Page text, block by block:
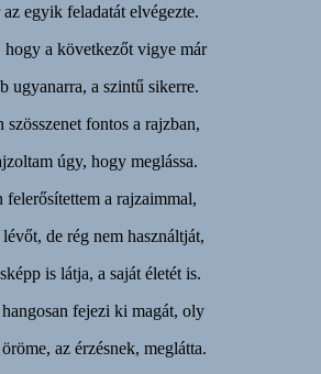
egyik feladatát elvégezte.
hogy a következőt vigye már
ugyanarra, a szintű sikerre.
szösszenet fontos a rajzban,
úgy, hogy meglássa.
felerősítettem a rajzaimmal,
lévőt, de rég nem használtját,
is látja, a saját életét is.
fejezi ki magát, oly
az érzésnek, meglátta.